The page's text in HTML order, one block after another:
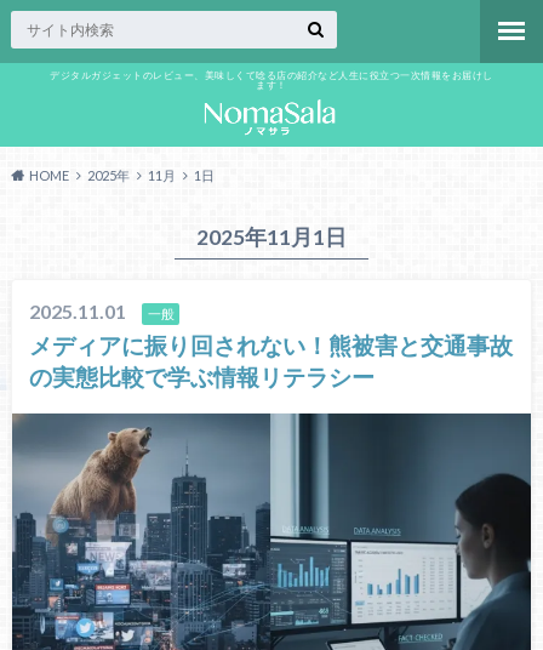
デジタルガジェットのレビュー、美味しくて唸る店の紹介など人生に役立つ一次情報をお届けし
ます！
HOME 2025年 11月 1日
2025年11月1日
2025.11.01 一般
メディアに振り回されない！熊被害と交通事故
の実態比較で学ぶ情報リテラシー